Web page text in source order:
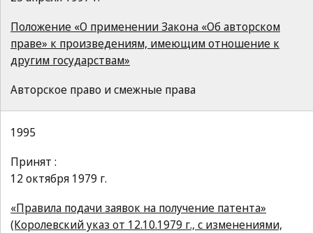
Положение «О применении Закона «Об авторском
праве» к произведениям, имеющим отношение к
другим государствам»
Авторское право и смежные права
1995
Принят :
12 октября 1979 г.
«Правила подачи заявок на получение патента»
(Королевский указ от 12.10.1979 г., с изменениями,